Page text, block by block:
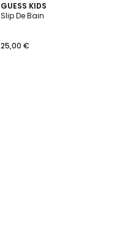
GUESS KIDS
Slip De Bain
25,00 €